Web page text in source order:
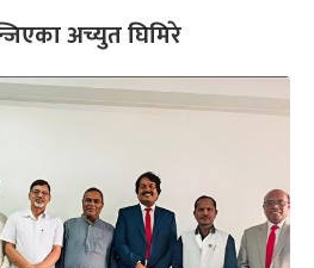
अच्युत घिमिरे